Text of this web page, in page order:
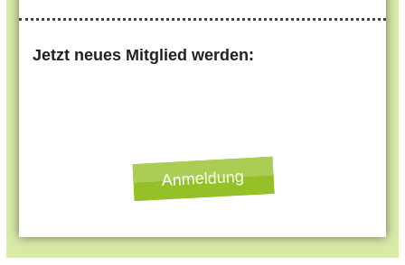
Jetzt neues Mitglied werden:
Anmeldung